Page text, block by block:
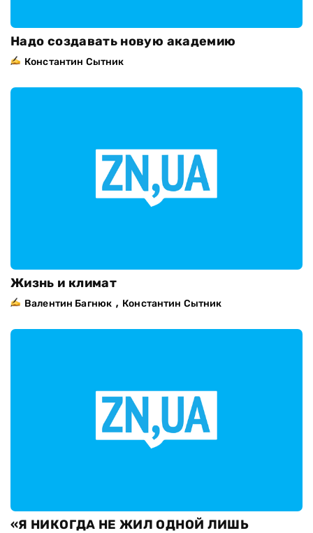
Надо создавать новую академию
Константин Сытник
Жизнь и климат
Валентин Багнюк , Константин Сытник
«Я НИКОГДА НЕ ЖИЛ ОДНОЙ ЛИШЬ